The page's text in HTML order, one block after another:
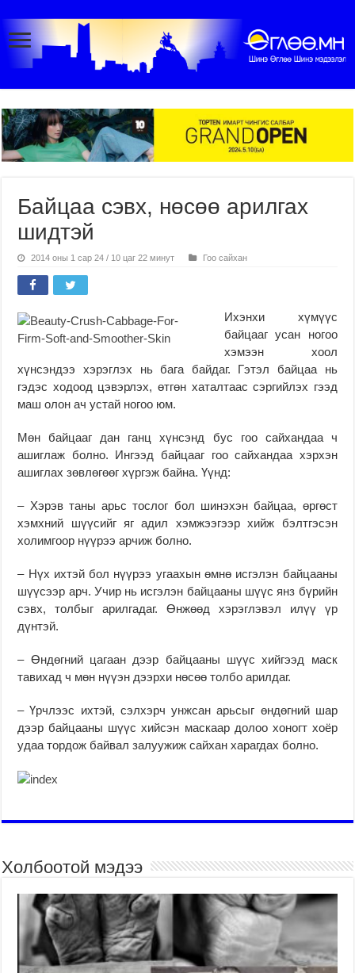
Байцаа сэвх, нөсөө арилгах
шидтэй
2014 оны 1 сар 24 / 10 цаг 22 минут Гоо сайхан
Ихэнхи хүмүүс
байцааг усан ногоо
хэмээн хоол
хүнсэндээ хэрэглэх нь бага байдаг. Гэтэл байцаа нь
гэдэс ходоод цэвэрлэх, өтгөн хаталтаас сэргийлэх гээд
маш олон ач устай ногоо юм.
Мөн байцааг дан ганц хүнсэнд бус гоо сайхандаа ч
ашиглаж болно. Ингээд байцааг гоо сайхандаа хэрхэн
ашиглах зөвлөгөөг хүргэж байна. Үүнд:
– Хэрэв таны арьс тослог бол шинэхэн байцаа, өргөст
хэмхний шүүсийг яг адил хэмжээгээр хийж бэлтгэсэн
холимгоор нүүрээ арчиж болно.
– Нүх ихтэй бол нүүрээ угаахын өмнө исгэлэн байцааны
шүүсээр арч. Учир нь исгэлэн байцааны шүүс янз бүрийн
сэвх, толбыг арилгадаг. Өнжөөд хэрэглэвэл илүү үр
дүнтэй.
– Өндөгний цагаан дээр байцааны шүүс хийгээд маск
тавихад ч мөн нүүэн дээрхи нөсөө толбо арилдаг.
– Үрчлээс ихтэй, сэлхэрч унжсан арьсыг өндөгний шар
дээр байцааны шүүс хийсэн маскаар долоо хоногт хоёр
удаа тордож байвал залуужиж сайхан харагдах болно.
Холбоотой мэдээ